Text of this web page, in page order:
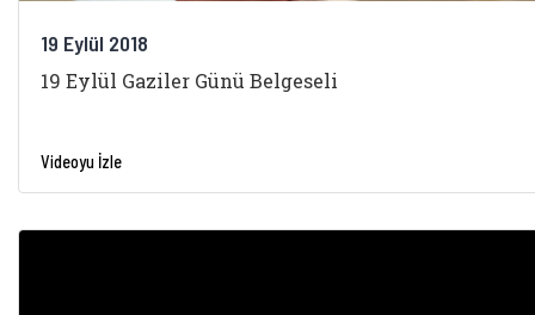
19 Eylül 2018
19 Eylül Gaziler Günü Belgeseli
Videoyu İzle